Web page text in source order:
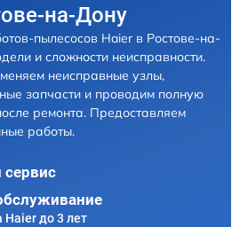
на-Дону
пылесосов Haier в Ростове-на-
и сложности неисправности.
неисправные узлы,
запчасти и проводим полную
ремонта. Предоставляем
работы.
Haier до 3 лет